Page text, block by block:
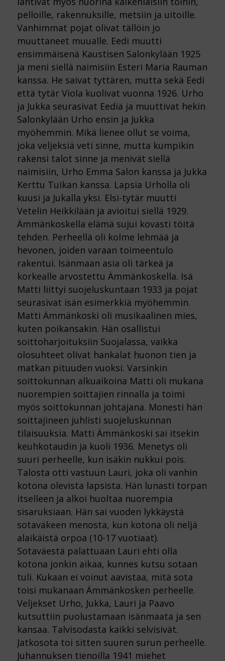
pelloille, rakennuksille, metsiin ja uitoille.
Vanhimmat pojat olivat tällöin jo
muuttaneet muualle. Eedi muutti
ensimmäisenä Kaustisen Salonkylään 1925
ja meni siellä naimisiin Esteri Maria Rauman
kanssa. He saivat tyttären, mutta sekä Eedi
että tytär Viola kuolivat vuonna 1926. Urho
ja Jukka seurasivat Eediä ja muuttivat hekin
Salonkylään Urho ensin ja Jukka
myöhemmin. Mikä lienee ollut se voima,
joka veljeksiä veti sinne, mutta kumpikin
rakensi talot sinne ja menivät siellä
naimisiin, Urho Emma Salon kanssa ja Jukka
Kerttu Tuikan kanssa. Lapsia Urholla oli
kuusi ja Jukalla yksi. Elsi-tytär muutti
Vetelin Heikkilään ja avioitui siellä 1929.
Ämmänkoskella elämä sujui kovasti töitä
tehden. Perheellä oli kolme lehmää ja
hevonen, joiden varaan toimeentulo
rakentui. Isänmaan asia oli tärkeä ja
korkealle arvostettu Ämmänkoskella. Isä
Matti liittyi suojeluskuntaan 1933 ja pojat
seurasivat isän esimerkkiä myöhemmin.
Matti Ämmänkoski oli musikaalinen mies,
kuten poikansakin. Hän osallistui
soittoharjoituksiin Suojalassa, vaikka
olosuhteet olivat hankalat huonon tien ja
matkan pituuden vuoksi. Varsinkin
soittokunnan alkuaikoina Matti oli mukana
nuorempien soittajien rinnalla ja toimi
myös soittokunnan johtajana. Monesti hän
soittajineen juhlisti suojeluskunnan
tilaisuuksia. Matti Ämmänkoski sai itsekin
keuhkotaudin ja kuoli 1936. Menetys oli
suuri perheelle, kun isäkin nukkui pois.
Talosta otti vastuun Lauri, joka oli vanhin
kotona olevista lapsista. Hän lunasti torpan
itselleen ja alkoi huoltaa nuorempia
sisaruksiaan. Hän sai vuoden lykkäystä
sotaväkeen menosta, kun kotona oli neljä
alaikäistä orpoa (10-17 vuotiaat).
Sotaväestä palattuaan Lauri ehti olla
kotona jonkin aikaa, kunnes kutsu sotaan
tuli. Kukaan ei voinut aavistaa, mitä sota
toisi mukanaan Ämmänkosken perheelle.
Veljekset Urho, Jukka, Lauri ja Paavo
kutsuttiin puolustamaan isänmaata ja sen
kansaa. Talvisodasta kaikki selvisivät.
Jatkosota toi sitten suuren surun perheelle.
Juhannuksen tienoilla 1941 miehet